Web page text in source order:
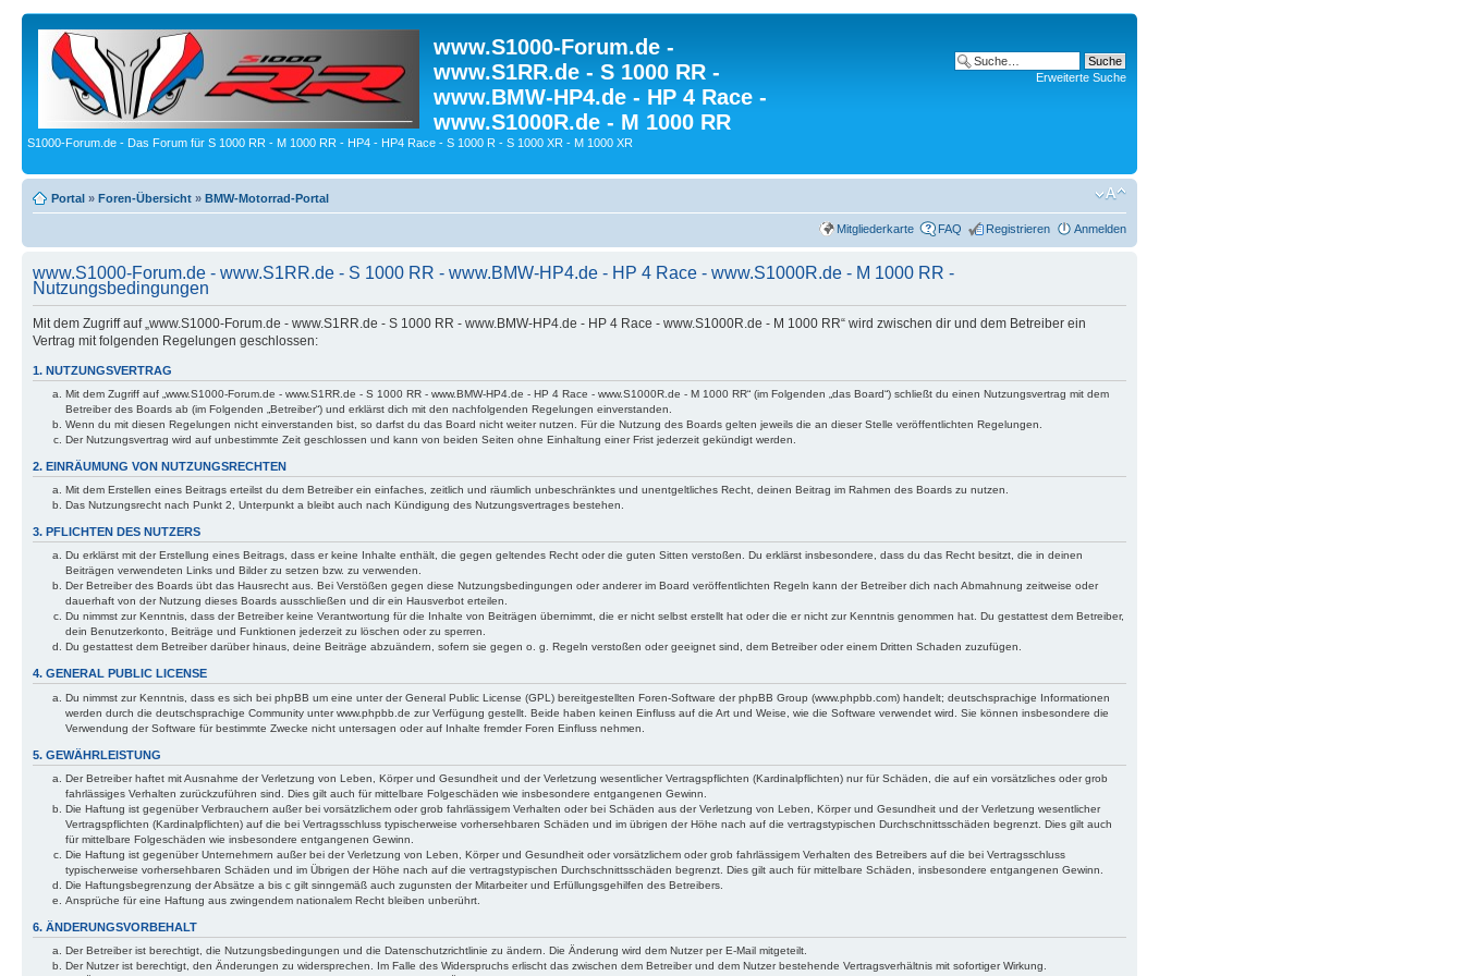
www.S1000-Forum.de -
www.S1RR.de - S 1000 RR -
www.BMW-HP4.de - HP 4 Race -
www.S1000R.de - M 1000 RR
S1000-Forum.de - Das Forum für S 1000 RR - M 1000 RR - HP4 - HP4 Race - S 1000 R - S 1000 XR - M 1000 XR
Erweiterte Suche
Portal » Foren-Übersicht » BMW-Motorrad-Portal
Mitgliederkarte FAQ Registrieren Anmelden
www.S1000-Forum.de - www.S1RR.de - S 1000 RR - www.BMW-HP4.de - HP 4 Race - www.S1000R.de - M 1000 RR -
Nutzungsbedingungen
Mit dem Zugriff auf „www.S1000-Forum.de - www.S1RR.de - S 1000 RR - www.BMW-HP4.de - HP 4 Race - www.S1000R.de - M 1000 RR“ wird zwischen dir und dem Betreiber ein
Vertrag mit folgenden Regelungen geschlossen:
1. NUTZUNGSVERTRAG
Mit dem Zugriff auf „www.S1000-Forum.de - www.S1RR.de - S 1000 RR - www.BMW-HP4.de - HP 4 Race - www.S1000R.de - M 1000 RR“ (im Folgenden „das Board“) schließt du einen Nutzungsvertrag mit dem
Betreiber des Boards ab (im Folgenden „Betreiber“) und erklärst dich mit den nachfolgenden Regelungen einverstanden.
Wenn du mit diesen Regelungen nicht einverstanden bist, so darfst du das Board nicht weiter nutzen. Für die Nutzung des Boards gelten jeweils die an dieser Stelle veröffentlichten Regelungen.
Der Nutzungsvertrag wird auf unbestimmte Zeit geschlossen und kann von beiden Seiten ohne Einhaltung einer Frist jederzeit gekündigt werden.
2. EINRÄUMUNG VON NUTZUNGSRECHTEN
Mit dem Erstellen eines Beitrags erteilst du dem Betreiber ein einfaches, zeitlich und räumlich unbeschränktes und unentgeltliches Recht, deinen Beitrag im Rahmen des Boards zu nutzen.
Das Nutzungsrecht nach Punkt 2, Unterpunkt a bleibt auch nach Kündigung des Nutzungsvertrages bestehen.
3. PFLICHTEN DES NUTZERS
Du erklärst mit der Erstellung eines Beitrags, dass er keine Inhalte enthält, die gegen geltendes Recht oder die guten Sitten verstoßen. Du erklärst insbesondere, dass du das Recht besitzt, die in deinen
Beiträgen verwendeten Links und Bilder zu setzen bzw. zu verwenden.
Der Betreiber des Boards übt das Hausrecht aus. Bei Verstößen gegen diese Nutzungsbedingungen oder anderer im Board veröffentlichten Regeln kann der Betreiber dich nach Abmahnung zeitweise oder
dauerhaft von der Nutzung dieses Boards ausschließen und dir ein Hausverbot erteilen.
Du nimmst zur Kenntnis, dass der Betreiber keine Verantwortung für die Inhalte von Beiträgen übernimmt, die er nicht selbst erstellt hat oder die er nicht zur Kenntnis genommen hat. Du gestattest dem Betreiber,
dein Benutzerkonto, Beiträge und Funktionen jederzeit zu löschen oder zu sperren.
Du gestattest dem Betreiber darüber hinaus, deine Beiträge abzuändern, sofern sie gegen o. g. Regeln verstoßen oder geeignet sind, dem Betreiber oder einem Dritten Schaden zuzufügen.
4. GENERAL PUBLIC LICENSE
Du nimmst zur Kenntnis, dass es sich bei phpBB um eine unter der General Public License (GPL) bereitgestellten Foren-Software der phpBB Group (www.phpbb.com) handelt; deutschsprachige Informationen
werden durch die deutschsprachige Community unter www.phpbb.de zur Verfügung gestellt. Beide haben keinen Einfluss auf die Art und Weise, wie die Software verwendet wird. Sie können insbesondere die
Verwendung der Software für bestimmte Zwecke nicht untersagen oder auf Inhalte fremder Foren Einfluss nehmen.
5. GEWÄHRLEISTUNG
Der Betreiber haftet mit Ausnahme der Verletzung von Leben, Körper und Gesundheit und der Verletzung wesentlicher Vertragspflichten (Kardinalpflichten) nur für Schäden, die auf ein vorsätzliches oder grob
fahrlässiges Verhalten zurückzuführen sind. Dies gilt auch für mittelbare Folgeschäden wie insbesondere entgangenen Gewinn.
Die Haftung ist gegenüber Verbrauchern außer bei vorsätzlichem oder grob fahrlässigem Verhalten oder bei Schäden aus der Verletzung von Leben, Körper und Gesundheit und der Verletzung wesentlicher
Vertragspflichten (Kardinalpflichten) auf die bei Vertragsschluss typischerweise vorhersehbaren Schäden und im übrigen der Höhe nach auf die vertragstypischen Durchschnittsschäden begrenzt. Dies gilt auch
für mittelbare Folgeschäden wie insbesondere entgangenen Gewinn.
Die Haftung ist gegenüber Unternehmern außer bei der Verletzung von Leben, Körper und Gesundheit oder vorsätzlichem oder grob fahrlässigem Verhalten des Betreibers auf die bei Vertragsschluss
typischerweise vorhersehbaren Schäden und im Übrigen der Höhe nach auf die vertragstypischen Durchschnittsschäden begrenzt. Dies gilt auch für mittelbare Schäden, insbesondere entgangenen Gewinn.
Die Haftungsbegrenzung der Absätze a bis c gilt sinngemäß auch zugunsten der Mitarbeiter und Erfüllungsgehilfen des Betreibers.
Ansprüche für eine Haftung aus zwingendem nationalem Recht bleiben unberührt.
6. ÄNDERUNGSVORBEHALT
Der Betreiber ist berechtigt, die Nutzungsbedingungen und die Datenschutzrichtlinie zu ändern. Die Änderung wird dem Nutzer per E-Mail mitgeteilt.
Der Nutzer ist berechtigt, den Änderungen zu widersprechen. Im Falle des Widerspruchs erlischt das zwischen dem Betreiber und dem Nutzer bestehende Vertragsverhältnis mit sofortiger Wirkung.